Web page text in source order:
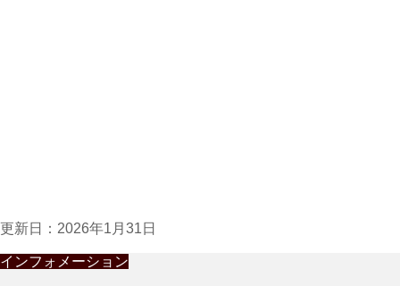
更新日： 2026年1月31日
インフォメーション